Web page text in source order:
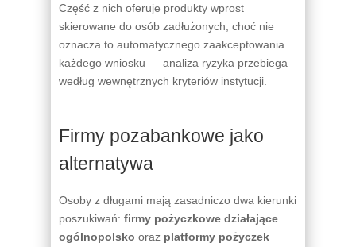
Część z nich oferuje produkty wprost
skierowane do osób zadłużonych, choć nie
oznacza to automatycznego zaakceptowania
każdego wniosku — analiza ryzyka przebiega
według wewnętrznych kryteriów instytucji.
Firmy pozabankowe jako
alternatywa
Osoby z długami mają zasadniczo dwa kierunki
poszukiwań: firmy pożyczkowe działające
ogólnopolsko oraz platformy pożyczek